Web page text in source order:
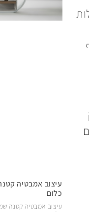
עיצוב אמבטיה
כלום
עיצוב אמבטיה קטנה